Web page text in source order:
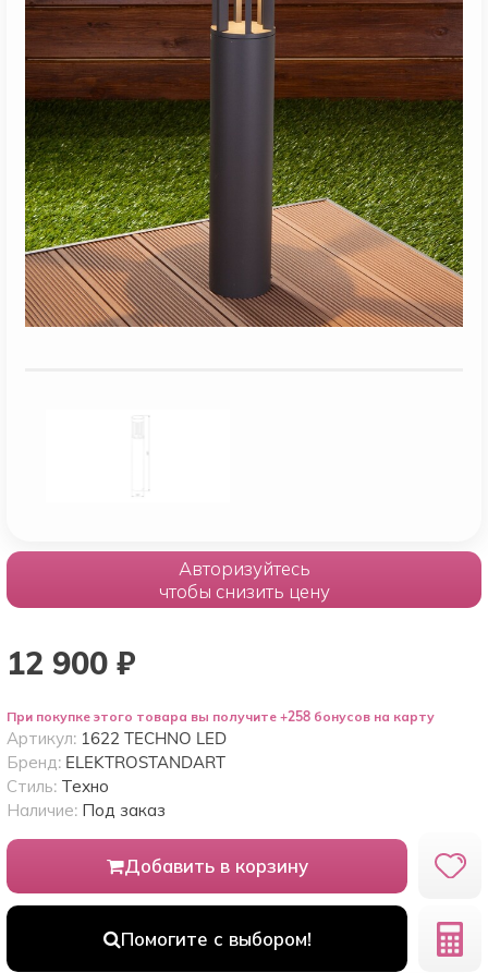
Авторизуйтесь
чтобы снизить цену
12 900 ₽
При покупке этого товара вы получите +258 бонусов на карту
Добавить в корзину
Помогите с выбором!
Артикул: 1622 TECHNO LED
Бренд: ELEKTROSTANDART
Стиль: Техно
Наличие: Под заказ